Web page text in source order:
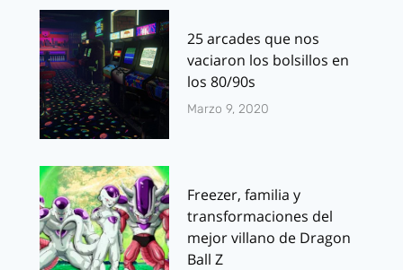
25 arcades que nos
vaciaron los bolsillos en
los 80/90s
Marzo 9, 2020
Freezer, familia y
transformaciones del
mejor villano de Dragon
Ball Z